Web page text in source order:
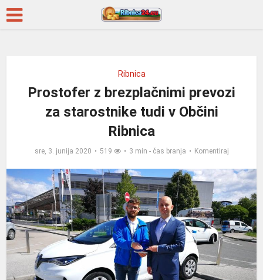
Ribnica
Prostofer z brezplačnimi prevozi
za starostnike tudi v Občini
Ribnica
sre, 3. junija 2020 519 3 min - čas branja Komentiraj